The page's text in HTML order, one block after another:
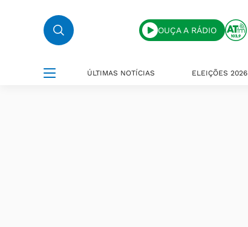
OUÇA A RÁDIO
ÚLTIMAS NOTÍCIAS ELEIÇÕES 2026